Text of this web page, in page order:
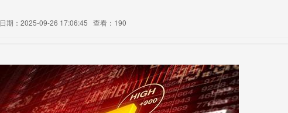
日期：2025-09-26 17:06:45 查看：190